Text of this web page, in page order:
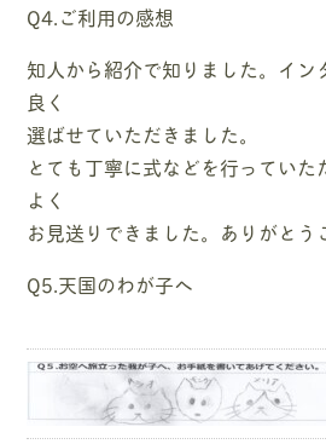
Q4.ご利用の感想
知人から紹介で知りました。イン
良く
選ばせていただきました。
とても丁寧に式などを行ってい
よく
お見送りできました。ありがとう
Q5.天国のわが子へ